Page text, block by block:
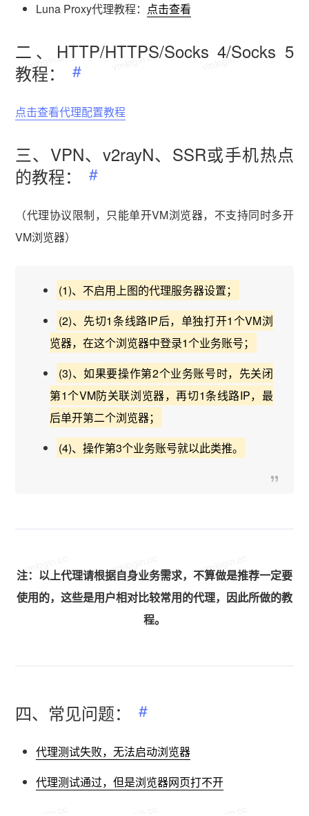
Luna Proxy代理教程： 点击查看
二、HTTP/HTTPS/Socks 4/Socks 5
教程：
点击查看代理配置教程
三、VPN、v2rayN、SSR或手机热点
的教程：
（代理协议限制，只能单开VM浏览器，不支持同时多开
VM浏览器）
(1)、不启用上图的代理服务器设置；
(2)、先切1条线路IP后，单独打开1个VM浏
览器，在这个浏览器中登录1个业务账号；
(3)、如果要操作第2个业务账号时，先关闭
第1个VM防关联浏览器，再切1条线路IP，最
后单开第二个浏览器；
(4)、操作第3个业务账号就以此类推。
注：以上代理请根据自身业务需求，不算做是推荐一定要
使用的，这些是用户相对比较常用的代理，因此所做的教
程。
四、常见问题：
代理测试失败，无法启动浏览器
代理测试通过，但是浏览器网页打不开
vmlogin.cc vmlogin.cc vmlogin.cc
vmlogin.cc vmlogin.cc vmlogin.cc
vmlogin.cc vmlogin.cc vmlogin.cc